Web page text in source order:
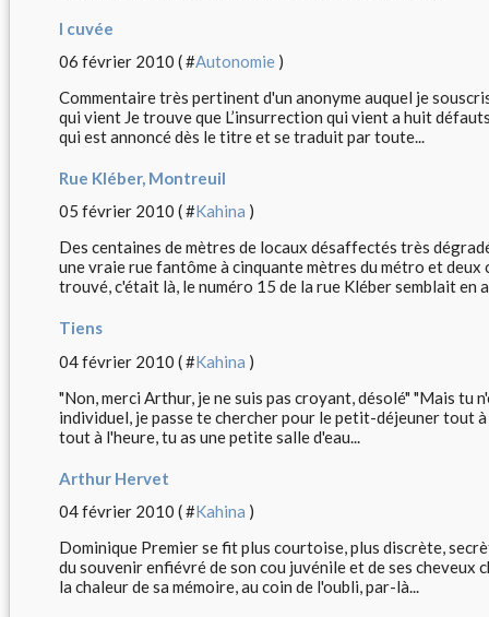
I cuvée
06 février 2010 ( #Autonomie )
Commentaire très pertinent d'un anonyme auquel je
qui vient Je trouve que L’insurrection qui vient a huit
qui est annoncé dès le titre et se traduit par toute...
Rue Kléber, Montreuil
05 février 2010 ( #Kahina )
Des centaines de mètres de locaux désaffectés très
une vraie rue fantôme à cinquante mètres du métro et
trouvé, c'était là, le numéro 15 de la rue Kléber semblait en
Tiens
04 février 2010 ( #Kahina )
"Non, merci Arthur, je ne suis pas croyant, désolé" "Mais tu
individuel, je passe te chercher pour le petit-déjeuner tout
tout à l'heure, tu as une petite salle d'eau...
Arthur Hervet
04 février 2010 ( #Kahina )
Dominique Premier se fit plus courtoise, plus discrète,
du souvenir enfiévré de son cou juvénile et de ses
la chaleur de sa mémoire, au coin de l'oubli, par-là...